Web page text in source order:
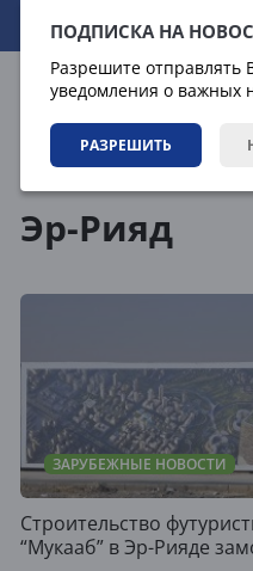
ПОДПИСКА НА
Разрешите отправлять
уведомления о важных
РАЗРЕШИТЬ
09.08.2026 19:49:16
Эр-Рияд
ЗАРУБЕЖНЫЕ НОВОСТИ
Строительство
“Мукааб” в Эр-Рияде